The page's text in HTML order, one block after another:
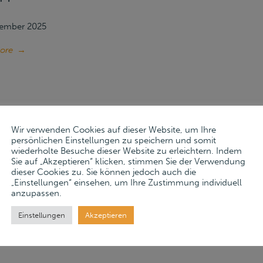
2025
→
FÜR DAS MOBILE
GMBH
2025
Wir verwenden Cookies auf dieser Website, um Ihre
persönlichen Einstellungen zu speichern und somit
wiederholte Besuche dieser Website zu erleichtern. Indem
Sie auf „Akzeptieren“ klicken, stimmen Sie der Verwendung
dieser Cookies zu. Sie können jedoch auch die
„Einstellungen“ einsehen, um Ihre Zustimmung individuell
anzupassen.
Einstellungen Akzeptieren